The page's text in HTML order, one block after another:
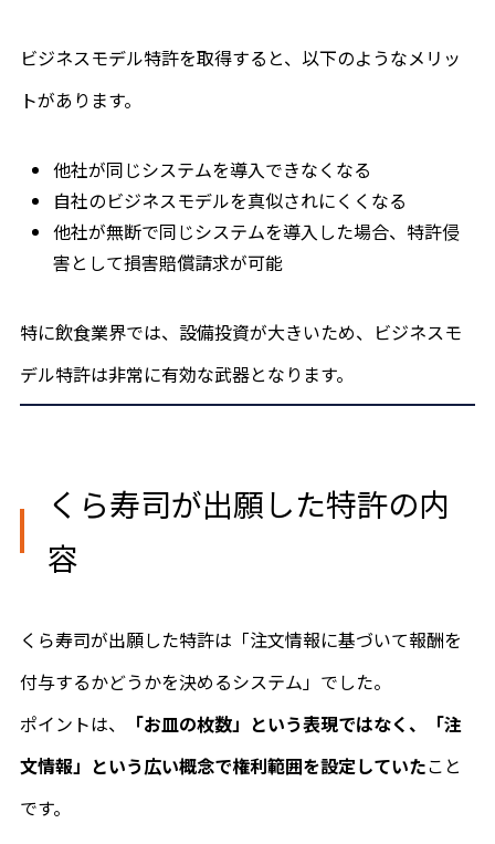
ビジネスモデル特許を取得すると、以下のようなメリッ
トがあります。
他社が同じシステムを導入できなくなる
自社のビジネスモデルを真似されにくくなる
他社が無断で同じシステムを導入した場合、特許侵
害として損害賠償請求が可能
特に飲食業界では、設備投資が大きいため、ビジネスモ
デル特許は非常に有効な武器となります。
くら寿司が出願した特許の内
容
くら寿司が出願した特許は「注文情報に基づいて報酬を
付与するかどうかを決めるシステム」でした。
ポイントは、
「お皿の枚数」という表現ではなく、「注
文情報」という広い概念で権利範囲を設定していたこと
です。